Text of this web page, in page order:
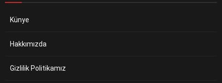
Künye
Hakkımızda
Gizlilik Politikamız